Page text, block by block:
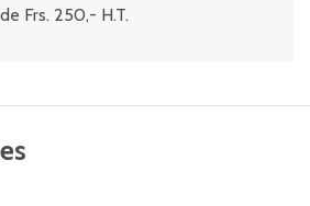
de Frs. 250,- H.T.